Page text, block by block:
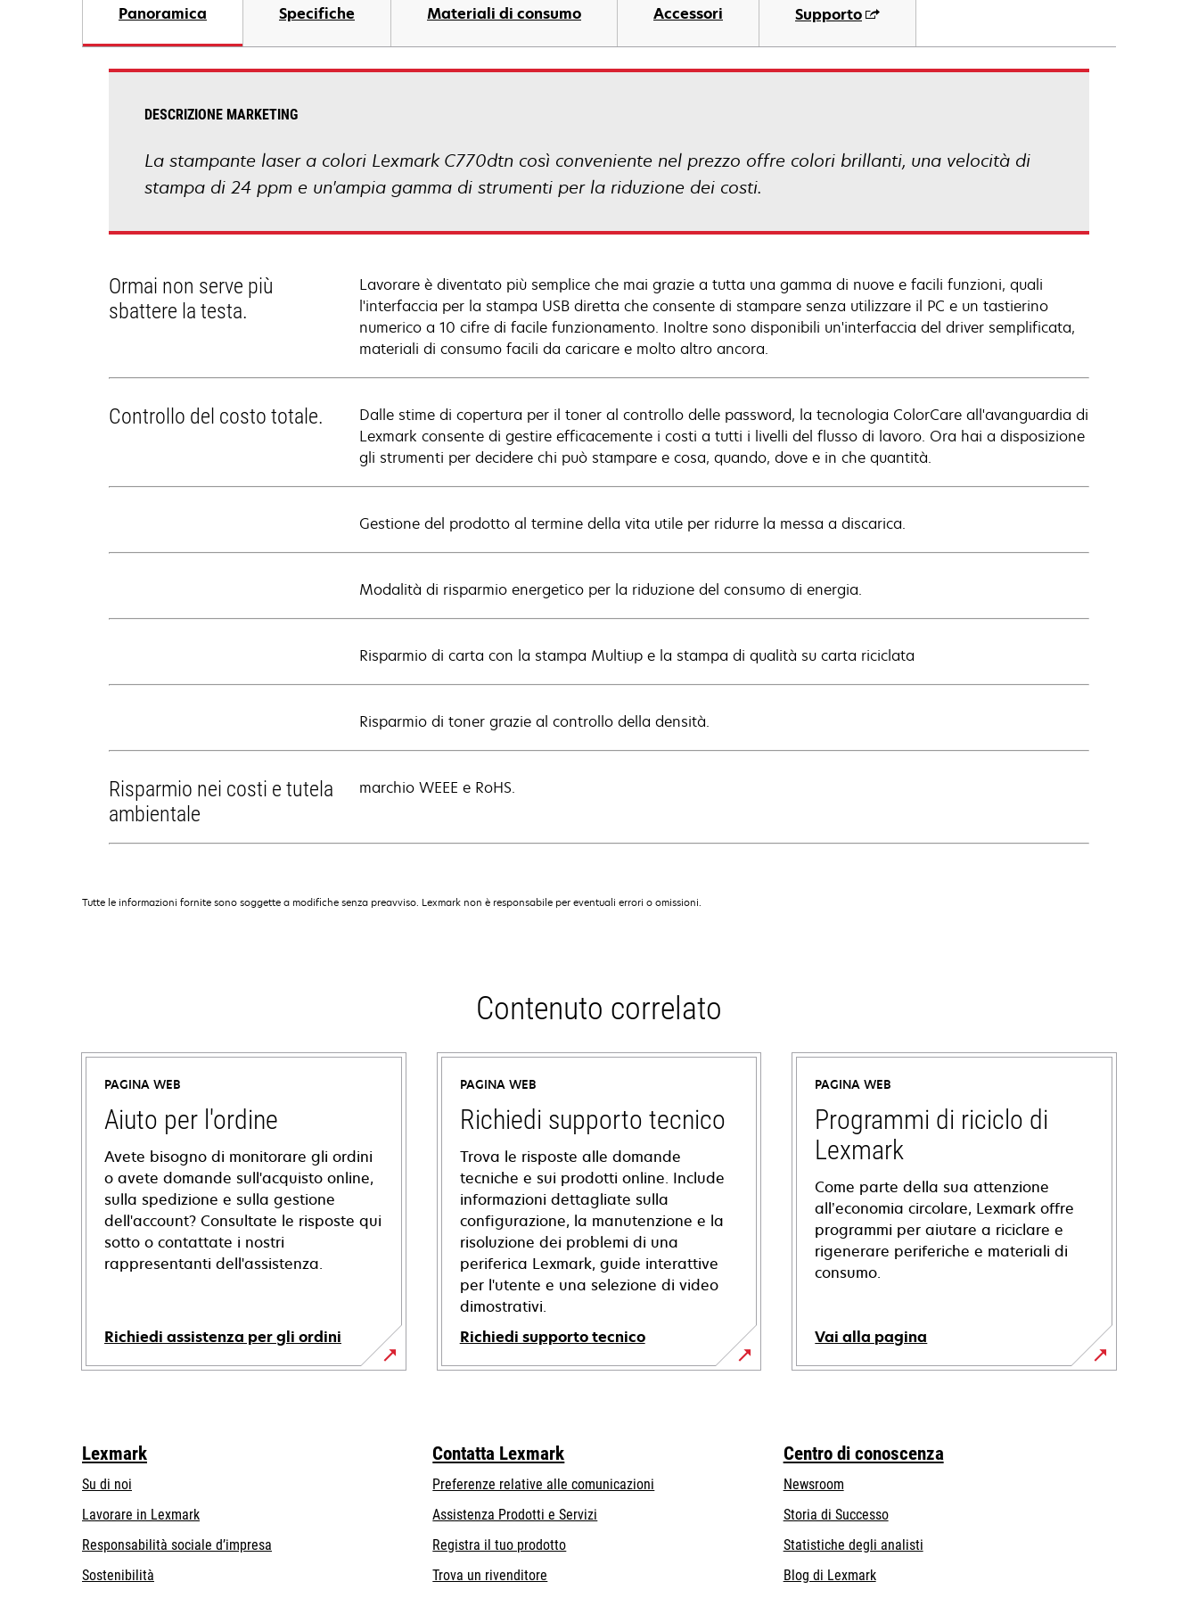
Panoramica Specifiche Materiali di consumo Accessori Supporto
DESCRIZIONE MARKETING
La stampante laser a colori Lexmark C770dtn così conveniente nel prezzo offre colori brillanti, una velocità di
stampa di 24 ppm e un'ampia gamma di strumenti per la riduzione dei costi.
Ormai non serve più
sbattere la testa.
Lavorare è diventato più semplice che mai grazie a tutta una gamma di nuove e facili funzioni, quali
l'interfaccia per la stampa USB diretta che consente di stampare senza utilizzare il PC e un tastierino
numerico a 10 cifre di facile funzionamento. Inoltre sono disponibili un'interfaccia del driver semplificata,
materiali di consumo facili da caricare e molto altro ancora.
Controllo del costo totale.
Dalle stime di copertura per il toner al controllo delle password, la tecnologia ColorCare all'avanguardia di
Lexmark consente di gestire efficacemente i costi a tutti i livelli del flusso di lavoro. Ora hai a disposizione
gli strumenti per decidere chi può stampare e cosa, quando, dove e in che quantità.
Gestione del prodotto al termine della vita utile per ridurre la messa a discarica.
Modalità di risparmio energetico per la riduzione del consumo di energia.
Risparmio di carta con la stampa Multiup e la stampa di qualità su carta riciclata
Risparmio di toner grazie al controllo della densità.
Risparmio nei costi e tutela
ambientale
marchio WEEE e RoHS.
Tutte le informazioni fornite sono soggette a modifiche senza preavviso. Lexmark non è responsabile per eventuali errori o omissioni.
Contenuto correlato
PAGINA WEB
Aiuto per l'ordine
Avete bisogno di monitorare gli ordini
o avete domande sull'acquisto online,
sulla spedizione e sulla gestione
dell'account? Consultate le risposte qui
sotto o contattate i nostri
rappresentanti dell'assistenza.
Richiedi assistenza per gli ordini
PAGINA WEB
Richiedi supporto tecnico
Trova le risposte alle domande
tecniche e sui prodotti online. Include
informazioni dettagliate sulla
configurazione, la manutenzione e la
risoluzione dei problemi di una
periferica Lexmark, guide interattive
per l'utente e una selezione di video
dimostrativi.
Richiedi supporto tecnico
si
nuova
scheda
PAGINA WEB
Programmi di riciclo di
Lexmark
Come parte della sua attenzione
all’economia circolare, Lexmark offre
programmi per aiutare a riciclare e
rigenerare periferiche e materiali di
consumo.
Vai alla pagina
Lexmark
Su di noi
Lavorare in Lexmark
Responsabilità sociale d’impresa
Sostenibilità
Contatta Lexmark
Preferenze relative alle comunicazioni
Assistenza Prodotti e Servizi
Registra il tuo prodotto
Trova un rivenditore
Centro di conoscenza
Newsroom
Storia di Successo
Statistiche degli analisti
Blog di Lexmark